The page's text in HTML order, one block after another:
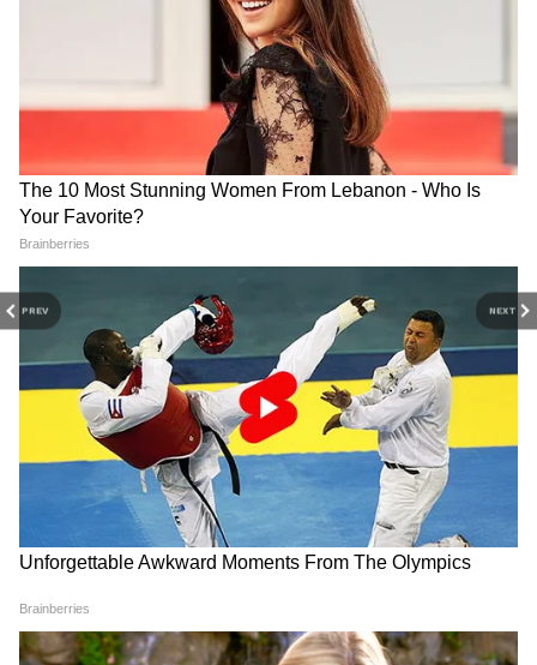
PREV NEXT
অধিকার সংগঠনগুলিকেও প্রশাসনের সঙ্গে সমন্বয়
রেখে কাজ করার পরামর্শ দিয়েছে সুপ্রিম কোর্ট।
আদালতের বক্তব্য, প্রাণী কল্যাণ গুরুত্বপূর্ণ হলেও,
স্পষ্ট বিপদের পরিস্থিতিতে মানুষের বেঁচে থাকার
অধিকারই অগ্রাধিকার পাবে।
DOWNLOAD APP
RECOMMENDED STORIES
চিনের 'শত্রু' এই দেশকে ব্রহ্মস
মিসাইল বিক্রি ভারতের, চুক্তির
কথা টের পেল না কাক-পক্ষী
পাকিস্তানি ISI যোগে ধৃত ৯
সন্দেহভাজন জঙ্গি, দিল্লি-সহ
দেশের বড় শহরগুলিতে
পরিকল্পনা